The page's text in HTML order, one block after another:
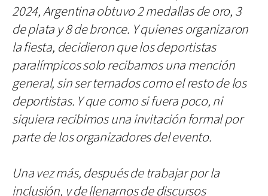
2024, Argentina obtuvo 2 medallas de oro, 3
de plata y 8 de bronce. Y quienes organizaron
la fiesta, decidieron que los deportistas
paralímpicos solo recibamos una mención
general, sin ser ternados como el resto de los
deportistas. Y que como si fuera poco, ni
siquiera recibimos una invitación formal por
parte de los organizadores del evento.
Una vez más, después de trabajar por la
inclusión, y de llenarnos de discursos